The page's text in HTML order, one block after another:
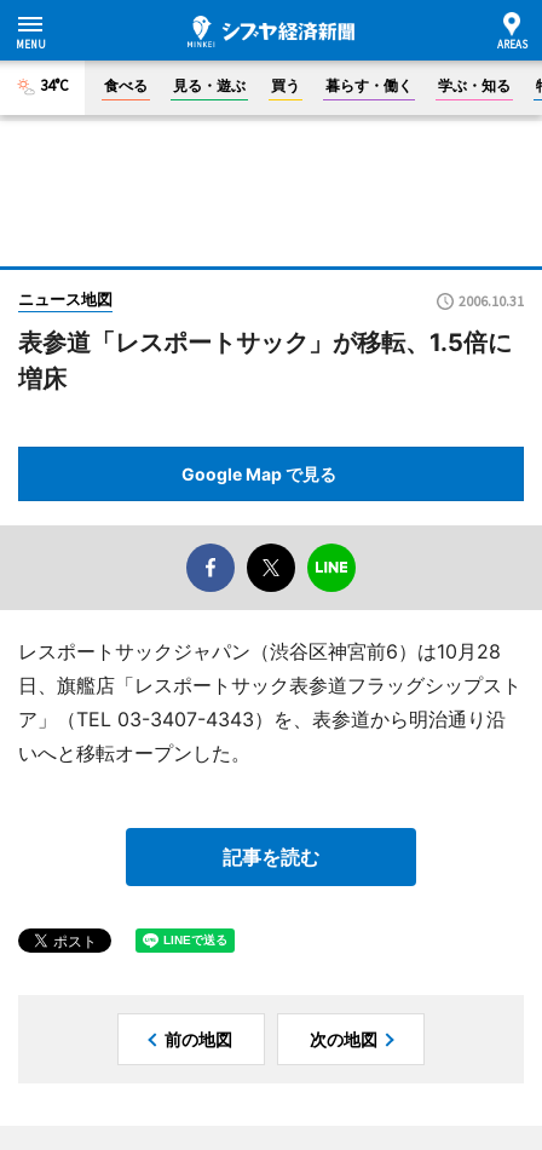
34°C 食べる 見る・遊ぶ 買う 暮らす・働く 学ぶ・知る
ニュース地図 2006.10.31
表参道「レスポートサック」が移転、1.5倍に
増床
Google Map で見る
レスポートサックジャパン（渋谷区神宮前6）は10月28
日、旗艦店「レスポートサック表参道フラッグシップスト
ア」（TEL 03-3407-4343）を、表参道から明治通り沿
いへと移転オープンした。
記事を読む
前の地図 次の地図